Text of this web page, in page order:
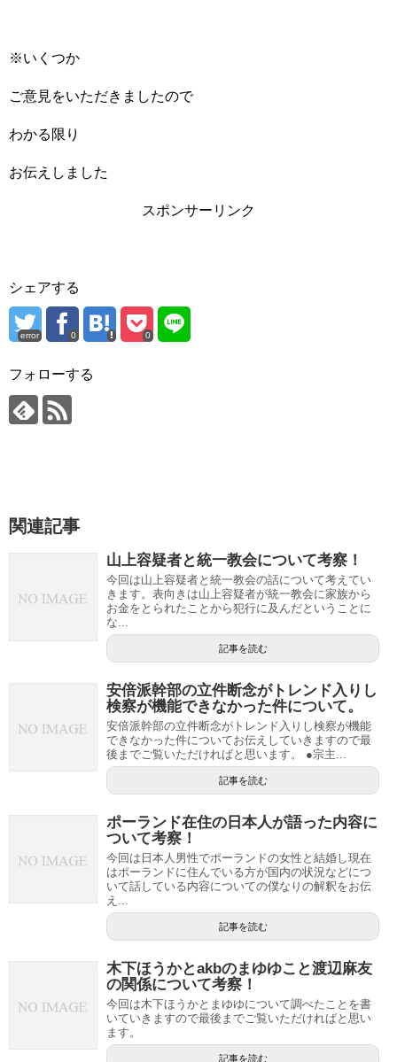
※いくつか
ご意見をいただきましたので
わかる限り
お伝えしました
スポンサーリンク
シェアする
error 0 0
フォローする
関連記事
山上容疑者と統一教会について考察！
今回は山上容疑者と統一教会の話について考えてい
きます。表向きは山上容疑者が統一教会に家族から
お金をとられたことから犯行に及んだということに
な...
記事を読む
安倍派幹部の立件断念がトレンド入りし
検察が機能できなかった件について。
安倍派幹部の立件断念がトレンド入りし検察が機能
できなかった件についてお伝えしていきますので最
後までご覧いただければと思います。 ●宗主...
記事を読む
ポーランド在住の日本人が語った内容に
ついて考察！
今回は日本人男性でポーランドの女性と結婚し現在
はポーランドに住んでいる方が国内の状況などにつ
いて話している内容についての僕なりの解釈をお伝
え...
記事を読む
木下ほうかとakbのまゆゆこと渡辺麻友
の関係について考察！
今回は木下ほうかとまゆゆについて調べたことを書
いていきますので最後までご覧いただければと思い
ます。
記事を読む